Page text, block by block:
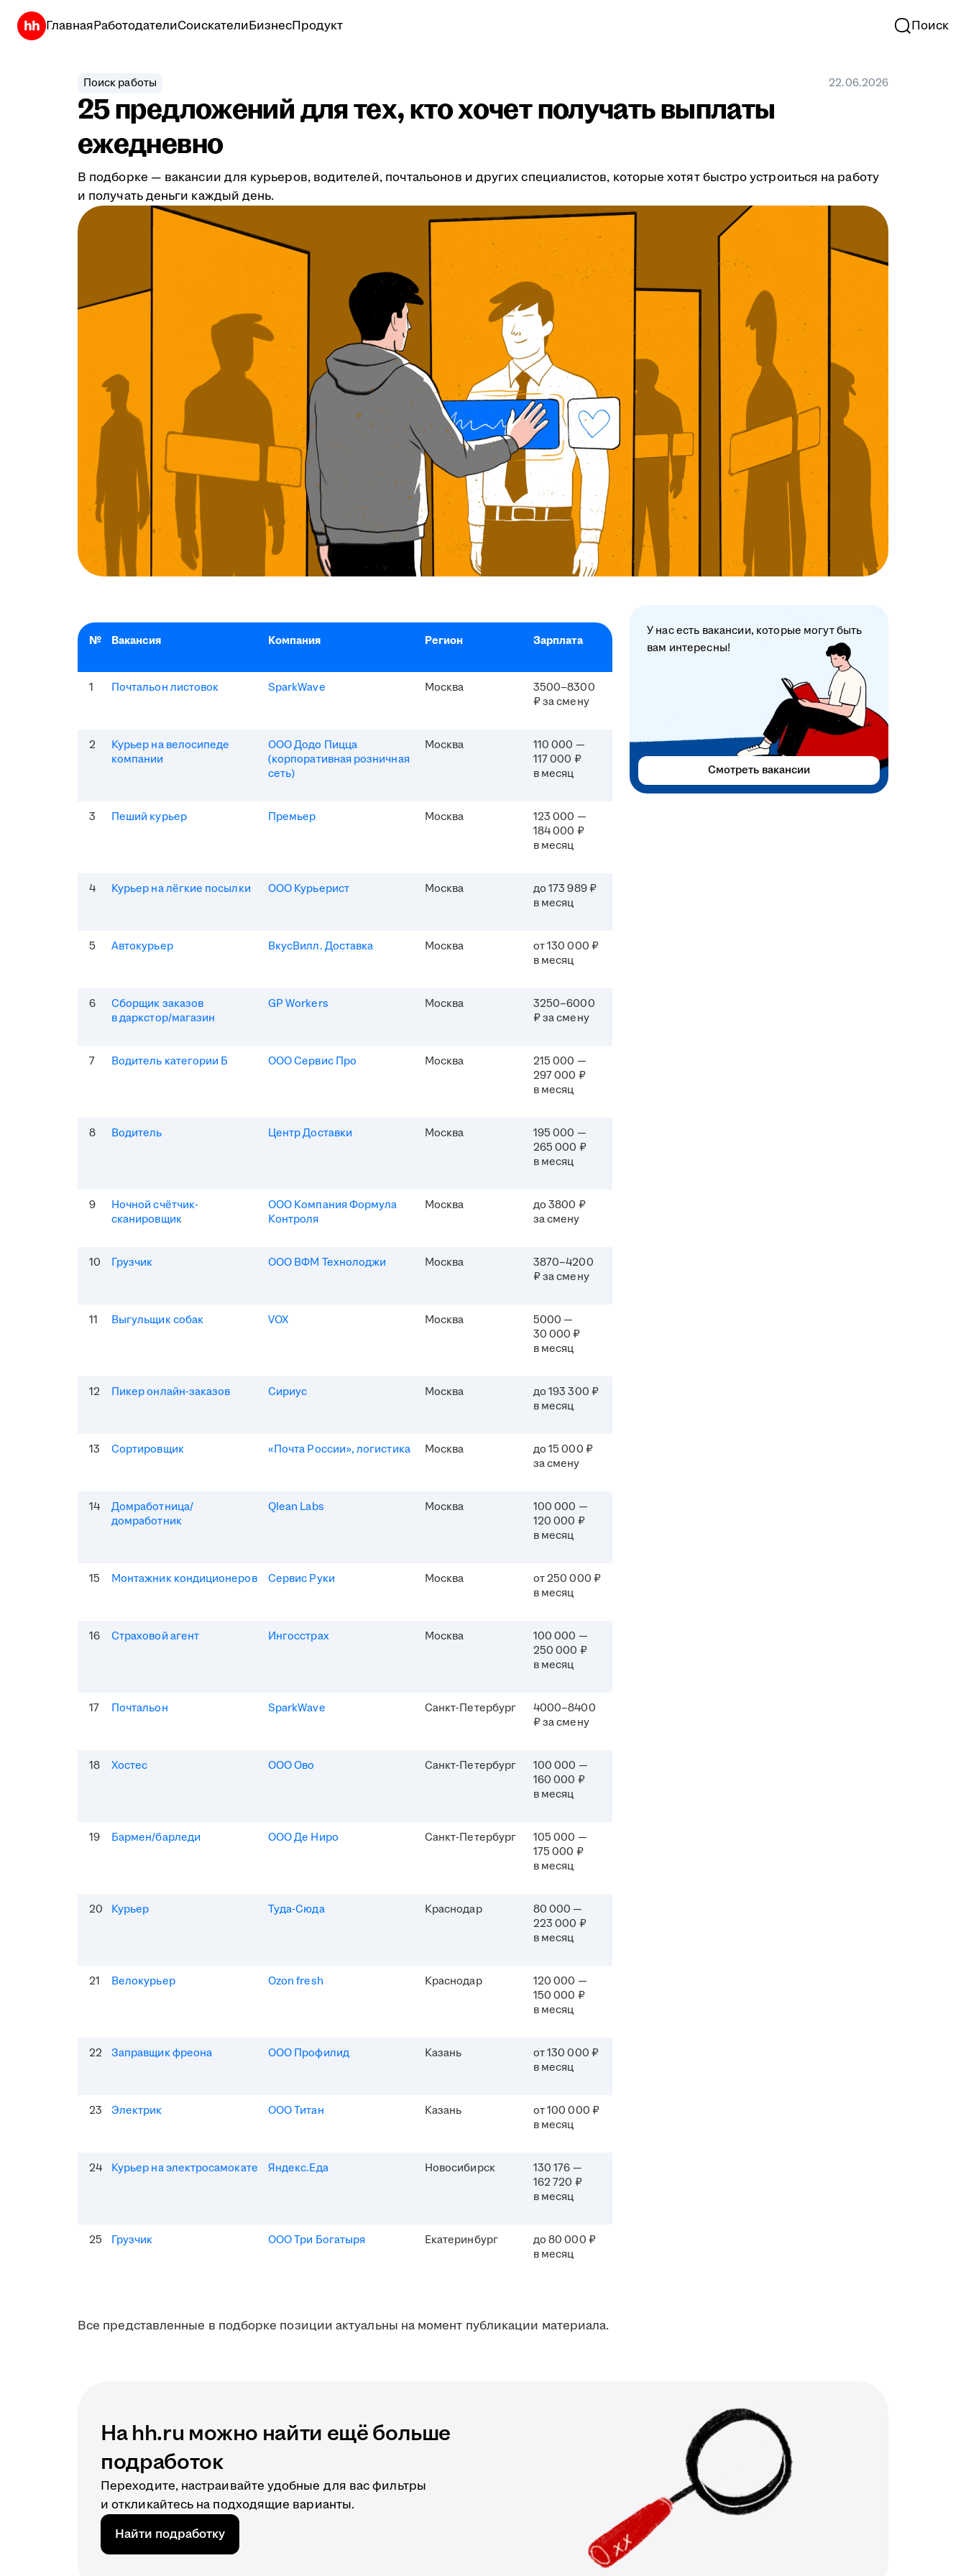
ГлавнаяРаботодателиСоискателиБизнесПродукт Поиск
Поиск работы 22.06.2026
25 предложений для тех, кто хочет получать выплаты
ежедневно
В подборке — вакансии для курьеров, водителей, почтальонов и других специалистов, которые хотят быстро устроиться на работу
и получать деньги каждый день.
№ Вакансия Компания Регион Зарплата
1 Почтальон листовок SparkWave Москва
3500–8300
₽ за смену
2
Курьер на велосипеде
компании
ООО Додо Пицца
(корпоративная розничная
сеть)
Москва
110 000 —
117 000 ₽
в месяц
3 Пеший курьер Премьер Москва
123 000 —
184 000 ₽
в месяц
4 Курьер на лёгкие посылки ООО Курьерист Москва
до 173 989 ₽
в месяц
5 Автокурьер ВкусВилл. Доставка Москва
от 130 000 ₽
в месяц
6
Сборщик заказов
в даркстор/магазин
GP Workers Москва
3250–6000
₽ за смену
7 Водитель категории Б ООО Сервис Про Москва
215 000 —
297 000 ₽
в месяц
8 Водитель Центр Доставки Москва
195 000 —
265 000 ₽
в месяц
9
Ночной счётчик-
сканировщик
ООО Компания Формула
Контроля
Москва
до 3800 ₽
за смену
10 Грузчик ООО ВФМ Технолоджи Москва
3870–4200
₽ за смену
11 Выгульщик собак VOX Москва
5000 —
30 000 ₽
в месяц
12 Пикер онлайн-заказов Сириус Москва
до 193 300 ₽
в месяц
13 Сортировщик «Почта России», логистика Москва
до 15 000 ₽
за смену
14
Домработница/
домработник
Qlean Labs Москва
100 000 —
120 000 ₽
в месяц
15 Монтажник кондиционеров Сервис Руки Москва
от 250 000 ₽
в месяц
16 Страховой агент Ингосстрах Москва
100 000 —
250 000 ₽
в месяц
17 Почтальон SparkWave Санкт-Петербург
4000–8400
₽ за смену
18 Хостес ООО Ово Санкт-Петербург
100 000 —
160 000 ₽
в месяц
19 Бармен/барледи ООО Де Ниро Санкт-Петербург
105 000 —
175 000 ₽
в месяц
20 Курьер Туда-Сюда Краснодар
80 000 —
223 000 ₽
в месяц
21 Велокурьер Ozon fresh Краснодар
120 000 —
150 000 ₽
в месяц
22 Заправщик фреона ООО Профилид Казань
от 130 000 ₽
в месяц
23 Электрик ООО Титан Казань
от 100 000 ₽
в месяц
24 Курьер на электросамокате Яндекс.Еда Новосибирск
130 176 —
162 720 ₽
в месяц
25 Грузчик ООО Три Богатыря Екатеринбург
до 80 000 ₽
в месяц
Все представленные в подборке позиции актуальны на момент публикации материала.
У нас есть вакансии, которые могут быть
вам интересны!
Смотреть вакансии
На hh.ru можно найти ещё больше
подработок
Переходите, настраивайте удобные для вас фильтры
и откликайтесь на подходящие варианты.
Найти подработку